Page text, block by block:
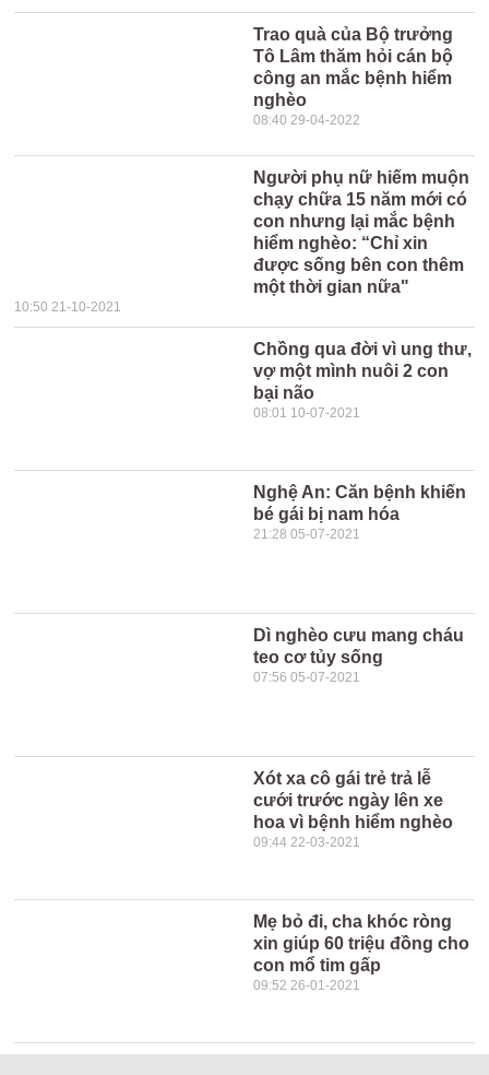
Trao quà của Bộ trưởng
Tô Lâm thăm hỏi cán bộ
công an mắc bệnh hiểm
nghèo
08:40 29-04-2022
Người phụ nữ hiếm muộn
chạy chữa 15 năm mới có
con nhưng lại mắc bệnh
hiểm nghèo: “Chỉ xin
được sống bên con thêm
một thời gian nữa"
10:50 21-10-2021
Chồng qua đời vì ung thư,
vợ một mình nuôi 2 con
bại não
08:01 10-07-2021
Nghệ An: Căn bệnh khiến
bé gái bị nam hóa
21:28 05-07-2021
Dì nghèo cưu mang cháu
teo cơ tủy sống
07:56 05-07-2021
Xót xa cô gái trẻ trả lễ
cưới trước ngày lên xe
hoa vì bệnh hiểm nghèo
09:44 22-03-2021
Mẹ bỏ đi, cha khóc ròng
xin giúp 60 triệu đồng cho
con mổ tim gấp
09:52 26-01-2021